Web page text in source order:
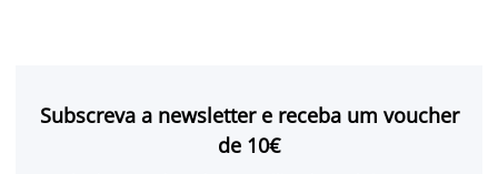
Subscreva a newsletter e receba um voucher
de 10€